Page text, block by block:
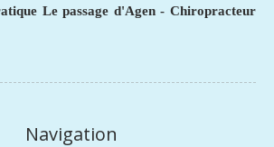
Le passage d'Agen - Chiropracteur
Navigation